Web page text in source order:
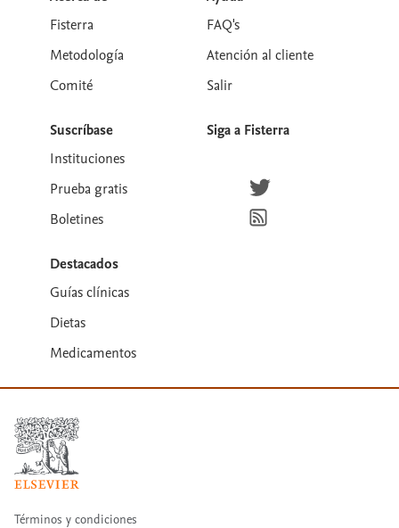
Fisterra
Metodología
Comité
Suscríbase
Instituciones
Prueba gratis
Boletines
Destacados
Guías clínicas
Dietas
Medicamentos
FAQ's
Atención al cliente
Salir
Siga a Fisterra
Síguenos en Twitter
Suscríbete para recibir
Términos y condiciones